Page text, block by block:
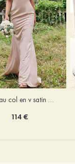
Fourreau col en v satin extensible ras du sol robe de demoiselle d'honneur
114 €